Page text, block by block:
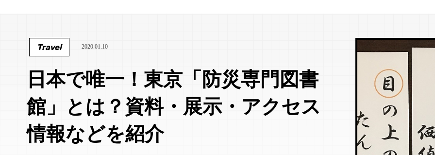
Travel 2020.01.10
日本で唯一！東京「防災専門図書
館」とは？資料・展示・アクセス
情報などを紹介